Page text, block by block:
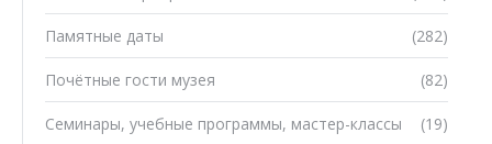
(282)
Памятные даты
(82)
Почётные гости музея
(19)
Семинары, учебные программы, мастер-классы